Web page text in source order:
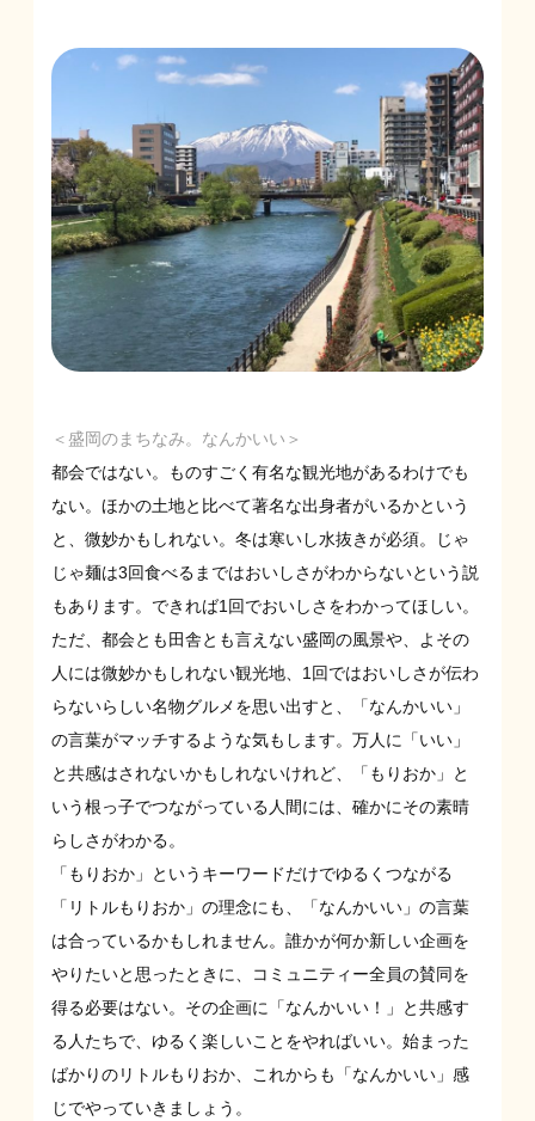
＜盛岡のまちなみ。なんかいい＞
都会ではない。ものすごく有名な観光地があるわけでも
ない。ほかの土地と比べて著名な出身者がいるかという
と、微妙かもしれない。冬は寒いし水抜きが必須。じゃ
じゃ麺は3回食べるまではおいしさがわからないという説
もあります。できれば1回でおいしさをわかってほしい。
ただ、都会とも田舎とも言えない盛岡の風景や、よその
人には微妙かもしれない観光地、1回ではおいしさが伝わ
らないらしい名物グルメを思い出すと、「なんかいい」
の言葉がマッチするような気もします。万人に「いい」
と共感はされないかもしれないけれど、「もりおか」と
いう根っ子でつながっている人間には、確かにその素晴
らしさがわかる。
「もりおか」というキーワードだけでゆるくつながる
「リトルもりおか」の理念にも、「なんかいい」の言葉
は合っているかもしれません。誰かが何か新しい企画を
やりたいと思ったときに、コミュニティー全員の賛同を
得る必要はない。その企画に「なんかいい！」と共感す
る人たちで、ゆるく楽しいことをやればいい。始まった
ばかりのリトルもりおか、これからも「なんかいい」感
じでやっていきましょう。